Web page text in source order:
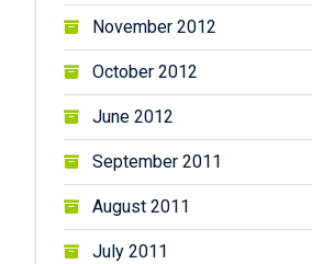
November 2012
October 2012
June 2012
September 2011
August 2011
July 2011